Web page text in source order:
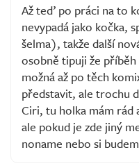
Až teď po práci na to
nevypadá jako kočka,
šelma), takže další
osobně tipuji že
možná až po těch
představit, ale trochu
Ciri, tu holka mám rád
ale pokud je zde jiný
noname nebo si